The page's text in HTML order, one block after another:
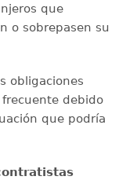
que
o sobrepasen su
obligaciones
debido
que podría